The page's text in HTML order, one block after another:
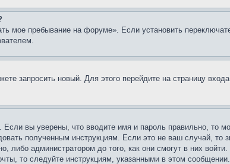
мое пребывание на форуме». Если установить
запросить новый. Для этого перейдите на страницу
вы уверены, что вводите имя и пароль правильно, то
полученным инструкциям. Если это не ваш случай, то
либо администратором до того, как они смогут в них
то следуйте инструкциям, указанными в этом